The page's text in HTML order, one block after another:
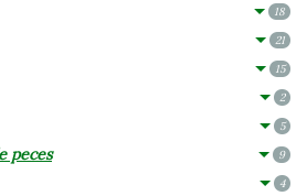
18
21
15
2
5
peces 9
4